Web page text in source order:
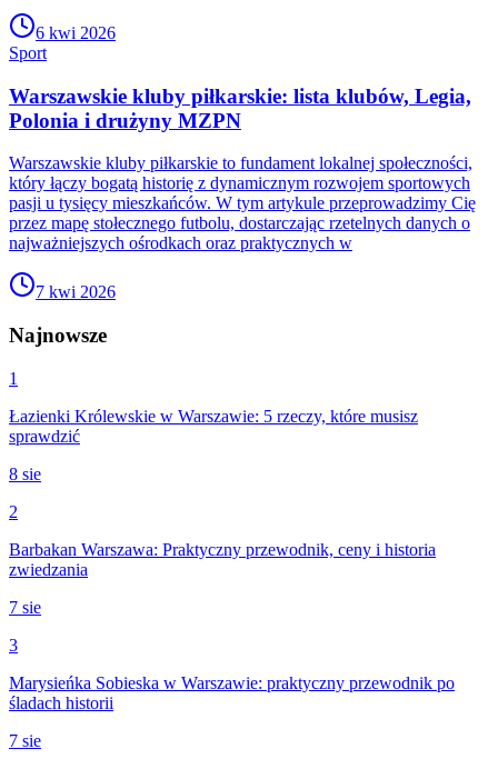
6 kwi 2026
Sport
Warszawskie kluby piłkarskie: lista klubów, Legia,
Polonia i drużyny MZPN
Warszawskie kluby piłkarskie to fundament lokalnej społeczności,
który łączy bogatą historię z dynamicznym rozwojem sportowych
pasji u tysięcy mieszkańców. W tym artykule przeprowadzimy Cię
przez mapę stołecznego futbolu, dostarczając rzetelnych danych o
najważniejszych ośrodkach oraz praktycznych w
7 kwi 2026
Najnowsze
1
Łazienki Królewskie w Warszawie: 5 rzeczy, które musisz
sprawdzić
8 sie
2
Barbakan Warszawa: Praktyczny przewodnik, ceny i historia
zwiedzania
7 sie
3
Marysieńka Sobieska w Warszawie: praktyczny przewodnik po
śladach historii
7 sie